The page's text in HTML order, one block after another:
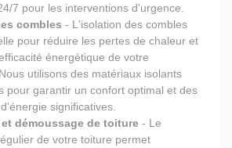
7 pour les interventions d'urgence.
combles - L'isolation des combles
pour réduire les pertes de chaleur et
énergétique de votre
utilisons des matériaux isolants
pour garantir un confort optimal et des
significatives.
démoussage de toiture - Le
de votre toiture permet